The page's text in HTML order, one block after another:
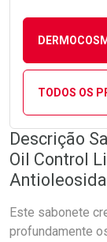
TODOS OS
Descrição
Oil Control
Este sabonete
profundamente